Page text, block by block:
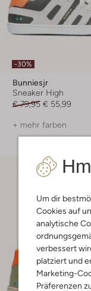
Um dir
Cookies auf
analytische
verbessert
platziert und
Marketing-
Präferenzen
-30%
Bunniesjr
Sneaker High
€ 79,95 € 55,99
+ mehr farben